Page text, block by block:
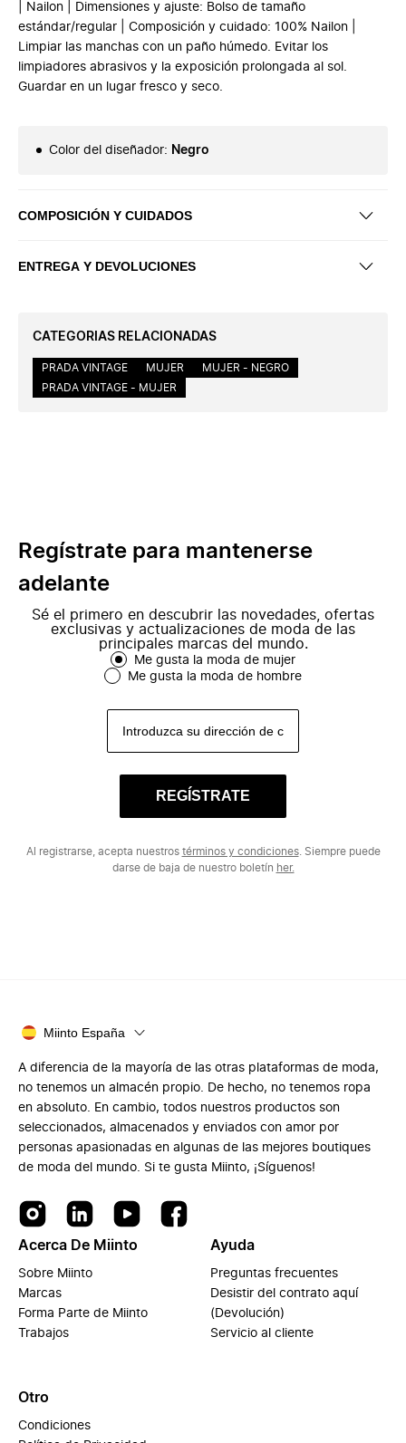
| Nailon | Dimensiones y ajuste: Bolso de tamaño
estándar/regular | Composición y cuidado: 100% Nailon |
Limpiar las manchas con un paño húmedo. Evitar los
limpiadores abrasivos y la exposición prolongada al sol.
Guardar en un lugar fresco y seco.
Color del diseñador: Negro
COMPOSICIÓN Y CUIDADOS
ENTREGA Y DEVOLUCIONES
CATEGORIAS RELACIONADAS
PRADA VINTAGE MUJER
MUJER - NEGRO
PRADA VINTAGE - MUJER
Regístrate para mantenerse
adelante
Sé el primero en descubrir las novedades, ofertas
exclusivas y actualizaciones de moda de las
principales marcas del mundo.
Me gusta la moda de mujer
Me gusta la moda de hombre
REGÍSTRATE
Al registrarse, acepta nuestros términos y condiciones. Siempre puede
darse de baja de nuestro boletín her.
Miinto España
A diferencia de la mayoría de las otras plataformas de moda,
no tenemos un almacén propio. De hecho, no tenemos ropa
en absoluto. En cambio, todos nuestros productos son
seleccionados, almacenados y enviados con amor por
personas apasionadas en algunas de las mejores boutiques
de moda del mundo. Si te gusta Miinto, ¡Síguenos!
Acerca De Miinto
Sobre Miinto
Marcas
Forma Parte de Miinto
Trabajos
Ayuda
Preguntas frecuentes
Desistir del contrato aquí
(Devolución)
Servicio al cliente
Otro
Condiciones